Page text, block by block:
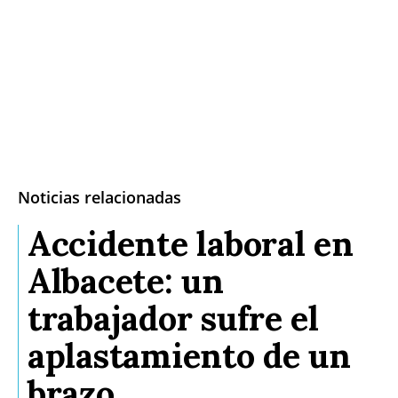
Noticias relacionadas
Accidente laboral en
Albacete: un
trabajador sufre el
aplastamiento de un